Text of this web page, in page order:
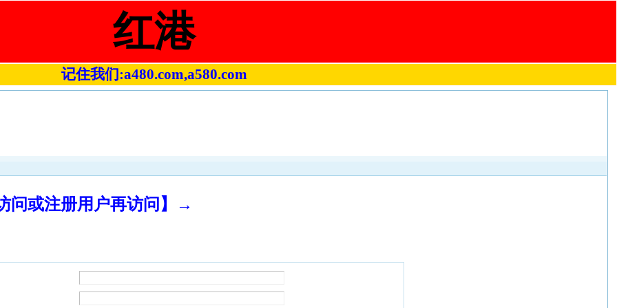
红港
记住我们:a480.com,a580.com
问或注册用户再访问】→